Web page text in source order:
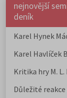
nejnovější
deník
Karel Hynek
Karel Havlíček
Kritika hry M.
Důležité